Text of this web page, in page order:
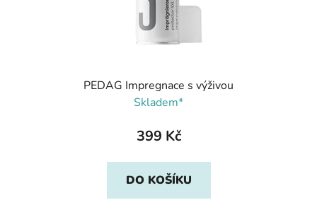
PEDAG Impregnace s výživou
Skladem*
399 Kč
DO KOŠÍKU